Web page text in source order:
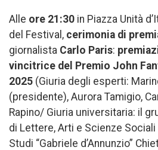
Alle ore 21:30 in Piazza Unità
del Festival, cerimonia di
giornalista Carlo Paris:
vincitrice del Premio John
2025 (Giuria degli esperti:
(presidente), Aurora Tamigio,
Rapino/ Giuria universitaria: il
di Lettere, Arti e Scienze Sociali
Studi “Gabriele d’Annunzio”